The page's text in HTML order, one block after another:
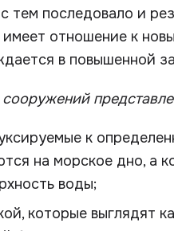
тем последовало и
отношение к
в повышенной
к
на морское дно, а
воды;
которые выглядят